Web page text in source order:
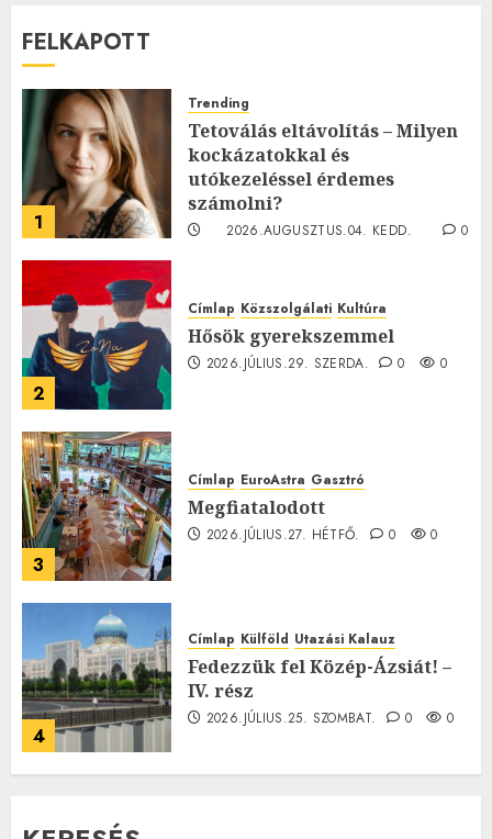
FELKAPOTT
1
Trending
Tetoválás eltávolítás – Milyen
kockázatokkal és
utókezeléssel érdemes
számolni?
2026.AUGUSZTUS.04. KEDD.
0
2
Címlap Közszolgálati Kultúra
Hősök gyerekszemmel
2026.JÚLIUS.29. SZERDA. 0 0
3
Címlap EuroAstra Gasztró
Megfiatalodott
2026.JÚLIUS.27. HÉTFŐ. 0 0
4
Címlap Külföld Utazási Kalauz
Fedezzük fel Közép-Ázsiát! –
IV. rész
2026.JÚLIUS.25. SZOMBAT. 0 0